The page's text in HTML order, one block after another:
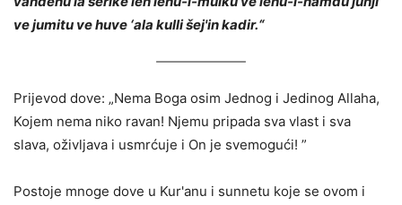
ve jumitu ve huve ‘ala kulli šej'in kadir.“
Prijevod dove: „Nema Boga osim Jednog i Jedinog Allaha,
Kojem nema niko ravan! Njemu pripada sva vlast i sva
slava, oživljava i usmrćuje i On je svemogući! ”
Postoje mnoge dove u Kur'anu i sunnetu koje se ovom i